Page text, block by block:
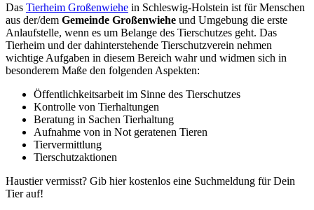
Das Tierheim Großenwiehe in Schleswig-Holstein ist für Menschen
aus der/dem Gemeinde Großenwiehe und Umgebung die erste
Anlaufstelle, wenn es um Belange des Tierschutzes geht. Das
Tierheim und der dahinterstehende Tierschutzverein nehmen
wichtige Aufgaben in diesem Bereich wahr und widmen sich in
besonderem Maße den folgenden Aspekten:
Öffentlichkeitsarbeit im Sinne des Tierschutzes
Kontrolle von Tierhaltungen
Beratung in Sachen Tierhaltung
Aufnahme von in Not geratenen Tieren
Tiervermittlung
Tierschutzaktionen
Haustier vermisst? Gib hier kostenlos eine Suchmeldung für Dein
Tier auf!